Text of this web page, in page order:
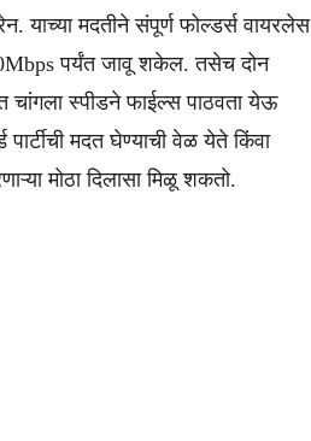
याच्या मदतीने संपूर्ण फोल्डर्स वायरलेस
पर्यंत जावू शकेल. तसेच दोन
चांगला स्पीडने फाईल्स पाठवता येऊ
मदत घेण्याची वेळ येते किंवा
मोठा दिलासा मिळू शकतो.